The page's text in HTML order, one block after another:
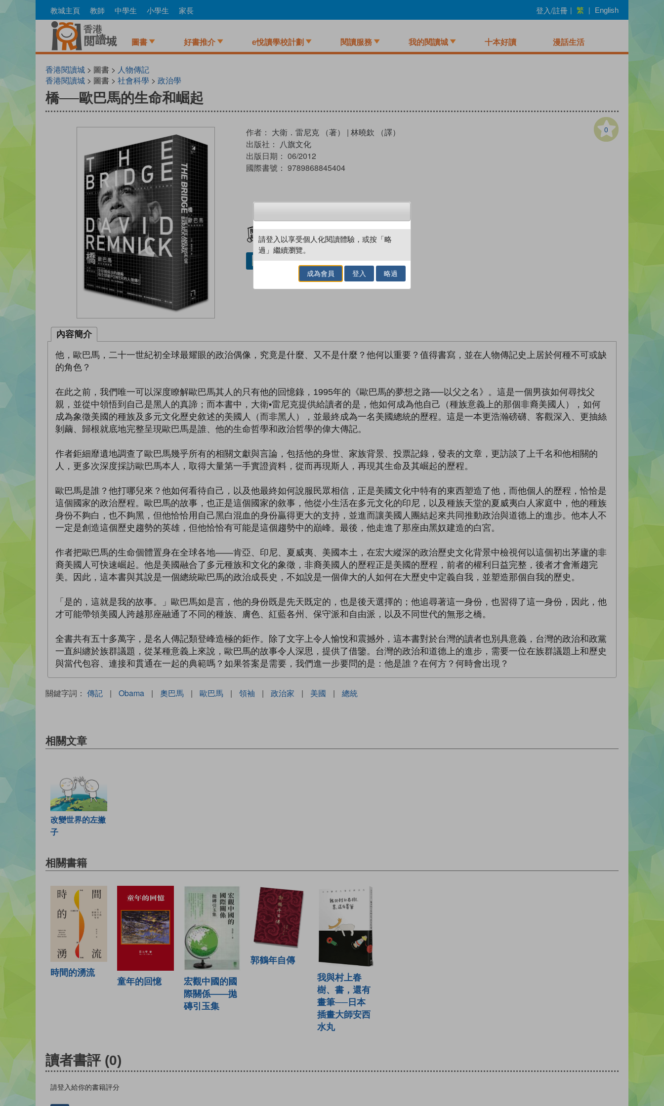
to
教城主頁 教師 中學生 小學生 家長 登入/註冊 | 繁 | English
圖書 好書推介 e悅讀學校計劃 閱讀服務 我的閱讀城 十本好讀 漫話生活
香港閱讀城 > 圖書 > 人物傳記
香港閱讀城 > 圖書 > 社會科學 > 政治學
橋──歐巴馬的生命和崛起
0
作者： 大衛．雷尼克 （著） | 林曉欽 （譯）
出版社： 八旗文化
出版日期： 06/2012
國際書號： 9789868845404
加入閱讀紀錄
借閱實體書
內容簡介
他，歐巴馬，二十一世紀初全球最耀眼的政治偶像，究竟是什麼、又不是什麼？他何以重要？值得書寫，並在人物傳記史上居於何種不可或缺
的角色？
在此之前，我們唯一可以深度瞭解歐巴馬其人的只有他的回憶錄，1995年的《歐巴馬的夢想之路──以父之名》。這是一個男孩如何尋找父
親，並從中領悟到自己是黑人的真諦；而本書中，大衛•雷尼克提供給讀者的是，他如何成為他自己（種族意義上的那個非裔美國人），如何
成為象徵美國的種族及多元文化歷史敘述的美國人（而非黑人），並最終成為一名美國總統的歷程。這是一本更浩瀚磅礴、客觀深入、更抽絲
剝繭、歸根就底地完整呈現歐巴馬是誰、他的生命哲學和政治哲學的偉大傳記。
作者鉅細靡遺地調查了歐巴馬幾乎所有的相關文獻與言論，包括他的身世、家族背景、投票記錄，發表的文章，更訪談了上千名和他相關的
人，更多次深度採訪歐巴馬本人，取得大量第一手實證資料，從而再現斯人，再現其生命及其崛起的歷程。
歐巴馬是誰？他打哪兒來？他如何看待自己，以及他最終如何說服民眾相信，正是美國文化中特有的東西塑造了他，而他個人的歷程，恰恰是
這個國家的政治歷程。歐巴馬的故事，也正是這個國家的敘事，他從小生活在多元文化的印尼，以及種族天堂的夏威夷白人家庭中，他的種族
身份不夠白，也不夠黑，但他恰恰用自己黑白混血的身份贏得更大的支持，並進而讓美國人團結起來共同推動政治與道德上的進步。他本人不
一定是創造這個歷史趨勢的英雄，但他恰恰有可能是這個趨勢中的巔峰。最後，他走進了那座由黑奴建造的白宮。
作者把歐巴馬的生命個體置身在全球各地——肯亞、印尼、夏威夷、美國本土，在宏大縱深的政治歷史文化背景中檢視何以這個初出茅廬的非
裔美國人可快速崛起。他是美國融合了多元種族和文化的象徵，非裔美國人的歷程正是美國的歷程，前者的權利日益完整，後者才會漸趨完
美。因此，這本書與其說是一個總統歐巴馬的政治成長史，不如說是一個偉大的人如何在大歷史中定義自我，並塑造那個自我的歷史。
「是的，這就是我的故事。」歐巴馬如是言，他的身份既是先天既定的，也是後天選擇的；他追尋著這一身份，也習得了這一身份，因此，他
才可能帶領美國人跨越那座融通了不同的種族、膚色、紅藍各州、保守派和自由派，以及不同世代的無形之橋。
全書共有五十多萬字，是名人傳記類登峰造極的鉅作。除了文字上令人愉悅和震撼外，這本書對於台灣的讀者也別具意義，台灣的政治和政黨
一直糾纏於族群議題，從某種意義上來說，歐巴馬的故事令人深思，提供了借鑒。台灣的政治和道德上的進步，需要一位在族群議題上和歷史
與當代包容、連接和貫通在一起的典範嗎？如果答案是需要，我們進一步要問的是：他是誰？在何方？何時會出現？
關鍵字詞： 傳記 | Obama | 奧巴馬 | 歐巴馬 | 領袖 | 政治家 | 美國 | 總統
相關文章
改變世界的左撇
子
相關書籍
時間的湧流
童年的回憶
宏觀中國的國
際關係——拋
磚引玉集
郭鶴年自傳
我與村上春
樹、書，還有
畫筆──日本
插畫大師安西
水丸
讀者書評 (0)
請登入給你的書籍評分
請登入以享受個人化閱讀體驗，或按「略
過」繼續瀏覽。
成為會員 登入 略過